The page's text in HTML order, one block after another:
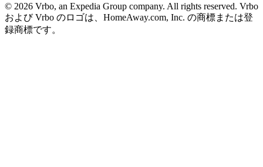
© 2026 Vrbo, an Expedia Group company. All rights reserved. Vrbo
および Vrbo のロゴは、HomeAway.com, Inc. の商標または登
録商標です。